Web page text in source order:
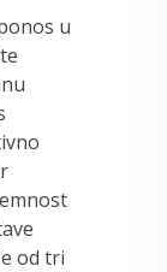
u
od tri